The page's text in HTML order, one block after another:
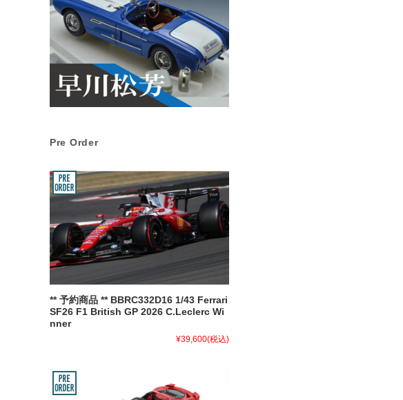
Pre Order
** 予約商品 ** BBRC332D16 1/43 Ferrari
SF26 F1 British GP 2026 C.Leclerc Wi
nner
¥39,600(税込)